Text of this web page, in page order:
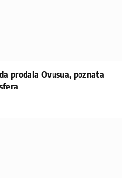
prodala Ovusua, poznata